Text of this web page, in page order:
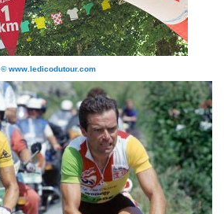
© www.ledicodutour.com